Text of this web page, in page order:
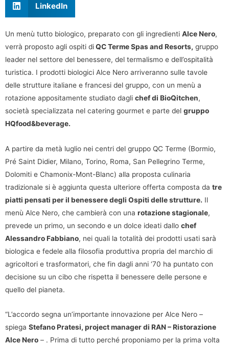
LinkedIn
Un menù tutto biologico, preparato con gli ingredienti Alce Nero,
verrà proposto agli ospiti diQC Terme Spas and Resorts, gruppo
leader nel settore del benessere, del termalismo e dell’ospitalità
turistica. I prodotti biologici Alce Nero arriveranno sulle tavole
delle strutture italiane e francesi del gruppo, con un menù a
rotazione appositamente studiato dagli chef di BioQitchen,
società specializzata nel catering gourmet e parte del gruppo
HQfood&beverage.
A partire da metà luglio nei centri del gruppo QC Terme (Bormio,
Pré Saint Didier, Milano, Torino, Roma, San Pellegrino Terme,
Dolomiti e Chamonix-Mont-Blanc) alla proposta culinaria
tradizionale si è aggiunta questa ulteriore offerta composta da tre
piatti pensati per il benessere degli Ospiti delle strutture. Il
menù Alce Nero, che cambierà con una rotazione stagionale,
prevede un primo, un secondo e un dolce ideati dallo chef
Alessandro Fabbiano, nei quali la totalità dei prodotti usati sarà
biologica e fedele alla filosofia produttiva propria del marchio di
agricoltori e trasformatori, che fin dagli anni ‘70 ha puntato con
decisione su un cibo che rispetta il benessere delle persone e
quello del pianeta.
“L’accordo segna un’importante innovazione per Alce Nero –
spiega Stefano Pratesi, project manager di RAN – Ristorazione
Alce Nero – . Prima di tutto perché proponiamo per la prima volta